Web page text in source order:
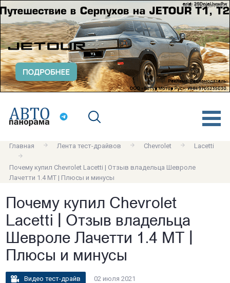
erid: 2SDnjeA4q63
Главная Лента тест-драйвов Chevrolet Lacetti
Почему купил Chevrolet Lacetti | Отзыв владельца Шевроле
Лачетти 1.4 МТ | Плюсы и минусы
Почему купил Chevrolet
Lacetti | Отзыв владельца
Шевроле Лачетти 1.4 МТ |
Плюсы и минусы
Видео тест-драйв 02 июля 2021